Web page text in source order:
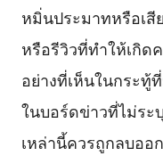
หมิ่นประมาทหรือเสี
หรือรีวิวที่ทำให้เกิด
อย่างที่เห็นในกระทู้
ในบอร์ดข่าวที่ไม่ระ
เหล่านี้ควรถูกลบออ